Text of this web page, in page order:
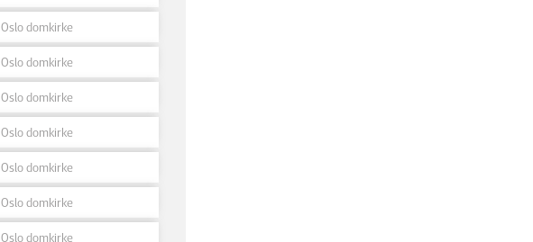
Oslo domkirke
Oslo domkirke
Oslo domkirke
Oslo domkirke
Oslo domkirke
Oslo domkirke
Oslo domkirke